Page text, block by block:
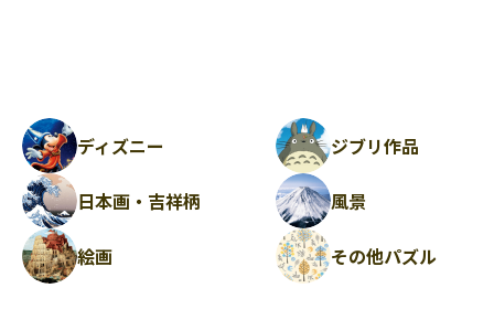
ディズニー ジブリ作品
日本画・吉祥柄 風景
絵画 その他パズル